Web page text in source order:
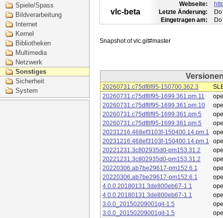
Spiele/Spass
Bildverarbeitung
Internet
Kernel
Bibliotheken
Multimedia
Netzwerk
Sonstiges
Sicherheit
System
vlc-beta
Webseite:
Letzte Änderung:
Eingetragen am:
20260731.c75df8f95-150700.362.3
20260731.c75df8f95-1699.361.pm.11
20260731.c75df8f95-1699.361.pm.10
20260731.c75df8f95-1699.361.pm.5
20260731.c75df8f95-1699.361.pm.5
20231216.468ef3103f-150400.14.pm.1
20231216.468ef3103f-150400.14.pm.1
20221231.3c802935d0-pm153.31.2
20221231.3c802935d0-pm153.31.2
20220306.ab7be29617-pm152.6.1
20220306.ab7be29617-pm152.6.1
4.0.0.20180131.3de800eb67-1.1
4.0.0.20180131.3de800eb67-1.1
3.0.0_20150209001git-1.5
3.0.0_20150209001git-1.5